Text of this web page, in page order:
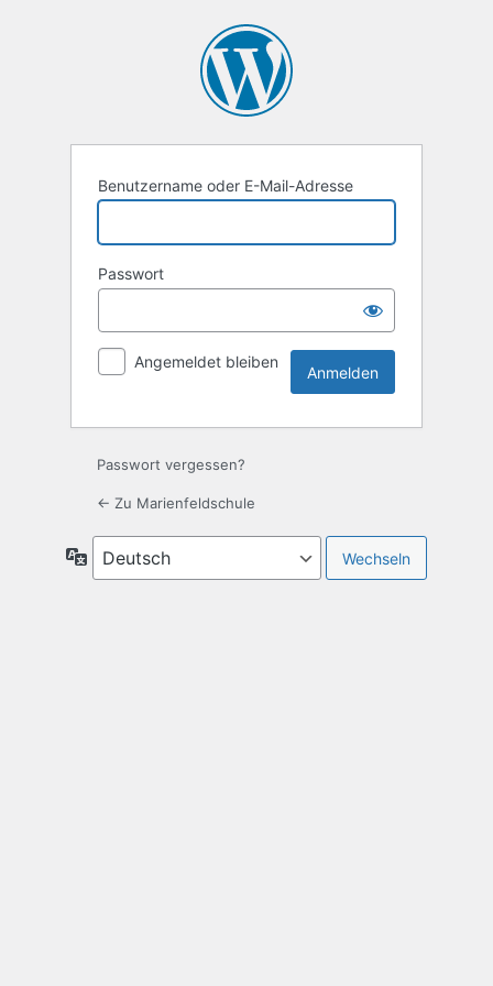
Benutzername oder E-Mail-Adresse
Passwort
Angemeldet bleiben
Passwort vergessen?
← Zu Marienfeldschule
Sprache